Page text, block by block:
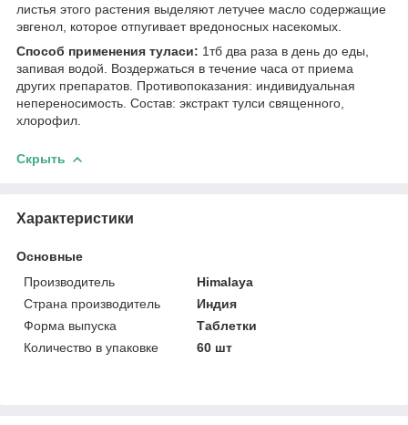
листья этого растения выделяют летучее масло содержащие
эвгенол, которое отпугивает вредоносных насекомых.
Способ применения туласи: 1тб два раза в день до еды,
запивая водой. Воздержаться в течение часа от приема
других препаратов. Противопоказания: индивидуальная
непереносимость. Состав: экстракт тулси священного,
хлорофил.
Скрыть
Характеристики
Основные
Производитель
Himalaya
Страна производитель
Индия
Форма выпуска
Таблетки
Количество в упаковке
60 шт